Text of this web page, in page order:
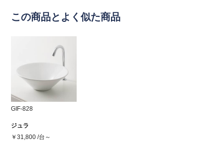
この商品とよく似た商品
GIF-828
ジュラ
￥31,800 /台～